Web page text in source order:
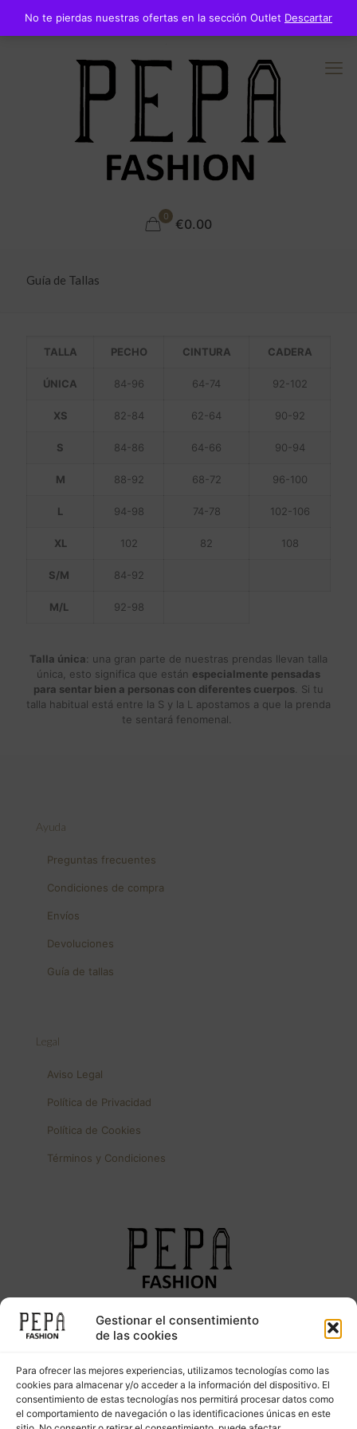
Gestionar el consentimiento
de las cookies
Para ofrecer las mejores experiencias, utilizamos tecnologías como las
cookies para almacenar y/o acceder a la información del dispositivo. El
consentimiento de estas tecnologías nos permitirá procesar datos como
el comportamiento de navegación o las identificaciones únicas en este
0 €0.00
Guía de Tallas
TALLA PECHO CINTURA CADERA
ÚNICA 84-96 64-74 92-102
XS 82-84 62-64 90-92
S 84-86 64-66 90-94
M 88-92 68-72 96-100
L 94-98 74-78 102-106
XL 102 82 108
S/M 84-92
M/L 92-98
Talla única: una gran parte de nuestras prendas llevan talla
única, esto significa que están especialmente pensadas
para sentar bien a personas con diferentes cuerpos . Si tu
talla habitual está entre la S y la L apostamos a que la prenda
te sentará fenomenal.
Ayuda
Preguntas frecuentes
Condiciones de compra
Envíos
Devoluciones
Guía de tallas
Legal
Aviso Legal
Política de Privacidad
Política de Cookies
Términos y Condiciones
Síguenos en nuestras redes sociales
No te pierdas nuestras ofertas en la sección Outlet Descartar